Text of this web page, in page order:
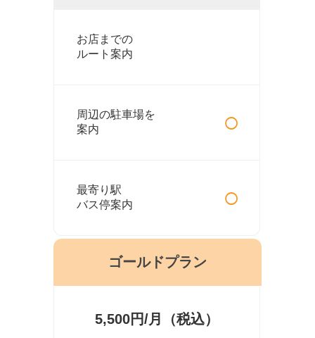
お店までの
ルート案内
周辺の駐車場を
案内
○
最寄り駅
バス停案内
○
ゴールドプラン
5,500円/月（税込）